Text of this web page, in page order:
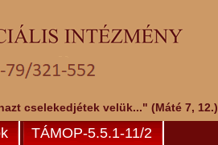
cselekedjétek velük..." (Máté 7, 12.)
TÁMOP-5.5.1-11/2